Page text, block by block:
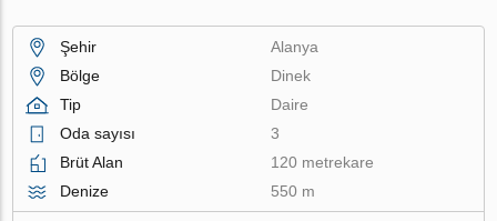
Şehir
Alanya
Bölge
Dinek
Tip
Daire
Oda sayısı
3
Brüt Alan
120 metrekare
Denize
550 m